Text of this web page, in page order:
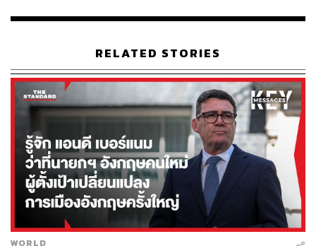
เดินทางต่างเมือง ตั้งแต่เวลา 19.00 น. ของคืนส่งท้ายปีเก่า ไป
จนถึง 06.00 น. ของวันปีใหม่ และปาร์ตี้ฉลองใดๆ ต้องจำกัดผู้
เข้าร่วมไม่เกิน 5 คน รวมถึงนักเรียนอายุต่ำกว่า 16 ปี ไม่
สามารถออกจากบ้านหากไม่ได้รับอนุญาตจากผู้ปกครอง
มาต่อกันที่เนเธอร์แลนด์ รัฐบาลประกาศให้ร้านค้าทุกแห่งที่
ไม่จำเป็นปิดให้บริการ รวมถึงขอความร่วมมือประชาชนใน
อยู่แต่ในบ้านตั้งแต่วันที่ 14 ธันวาคม 2563 ถึง 19 มกราคม
2564 และการเฉลิมฉลองใดๆ ห้ามรับแขกเกิน 2 คน ขณะที่
ในวันคริสต์มาสอีฟ สามารถรับแขกได้ไม่เกิน 3 คน
สำหรับโรมาเนีย รัฐบาลประกาศขยายระยะเวลาล็อกดาวน์
RELATED STORIES
WORLD